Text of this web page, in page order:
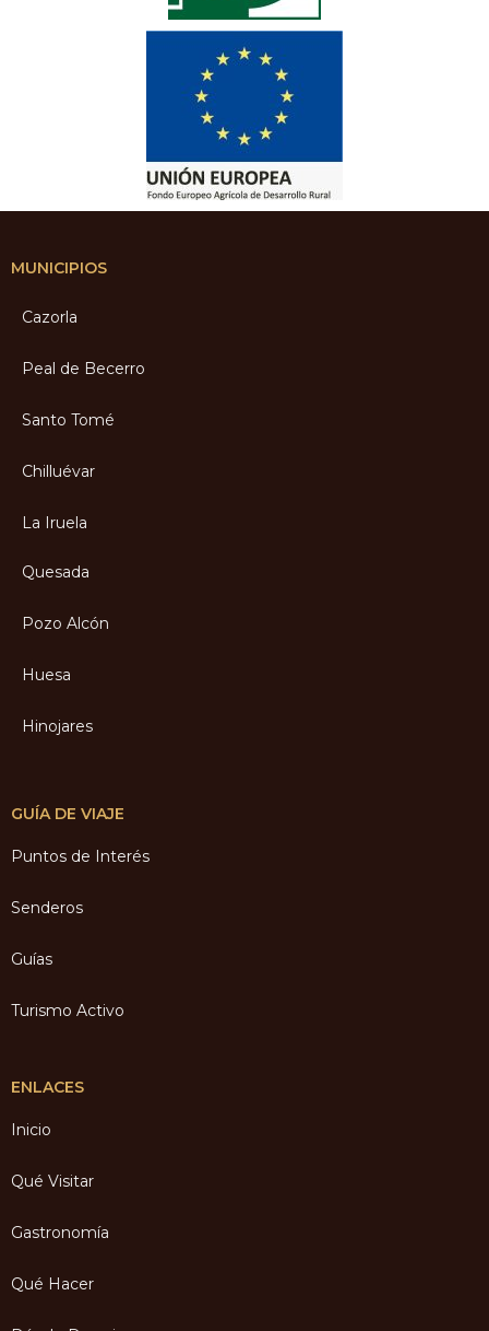
MUNICIPIOS
Cazorla
Peal de Becerro
Santo Tomé
Chilluévar
La Iruela
Quesada
Pozo Alcón
Huesa
Hinojares
GUÍA DE VIAJE
Puntos de Interés
Senderos
Guías
Turismo Activo
ENLACES
Inicio
Qué Visitar
Gastronomía
Qué Hacer